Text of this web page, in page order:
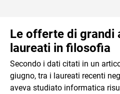
Le offerte di grandi
laureati in filosofia
Secondo i dati citati in un
giugno, tra i laureati recenti
aveva studiato informatica